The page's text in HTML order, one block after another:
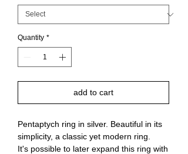
Quantity *
add to cart
Pentaptych ring in silver. Beautiful in its
simplicity, a classic yet modern ring.
It's possible to later expand this ring with